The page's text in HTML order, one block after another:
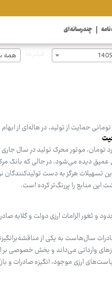
چندرسانه ای
1405 همه
هزار میلیارد تومان، موتور محرک تولید در
عمیق دیده می‌شود. در حالی که بانک
تسهیلات هرگز به دست
این منابع را پررنگ‌تر کرده است.
و ثغور الزامات ارزی دولت و گلایه
سال‌هاست به یکی از
وارداتی می‌داند و بخش خصوصی
ارزی موجود، انگیزه صادرات و